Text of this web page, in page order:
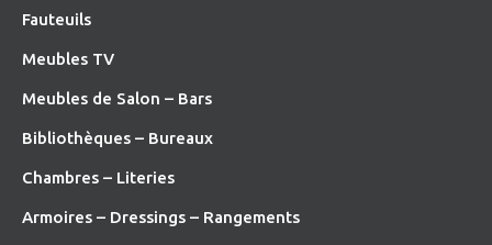
Fauteuils
Meubles TV
Meubles de Salon – Bars
Bibliothèques – Bureaux
Chambres – Literies
Armoires – Dressings – Rangements